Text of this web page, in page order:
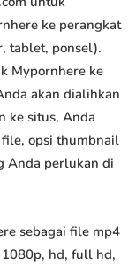
ke perangkat
tablet, ponsel).
Mypornhere ke
akan dialihkan
ke situs, Anda
opsi thumbnail
Anda perlukan di
sebagai file mp4
hd, full hd,